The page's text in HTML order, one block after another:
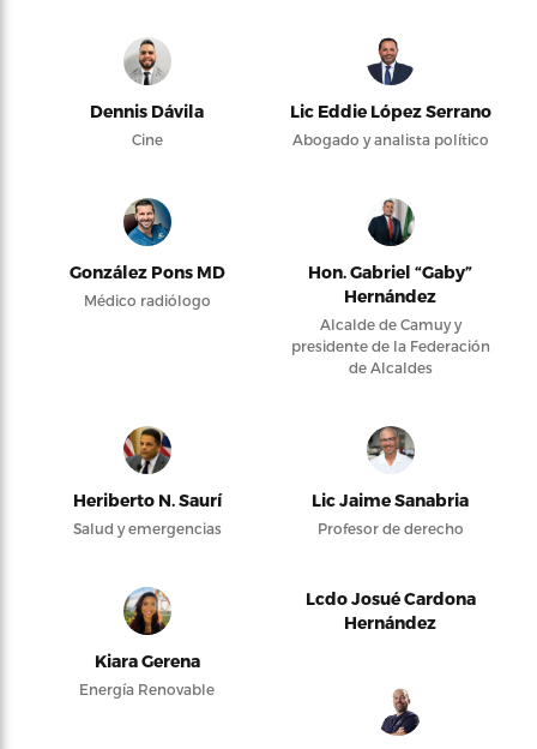
Dennis Dávila
Cine
Lic Eddie López Serrano
Abogado y analista político
González Pons MD
Médico radiólogo
Hon. Gabriel “Gaby”
Hernández
Alcalde de Camuy y
presidente de la Federación
de Alcaldes
Heriberto N. Saurí
Salud y emergencias
Lic Jaime Sanabria
Profesor de derecho
Kiara Gerena
Energía Renovable
Lcdo Josué Cardona
Hernández